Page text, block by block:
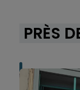
PRÈS